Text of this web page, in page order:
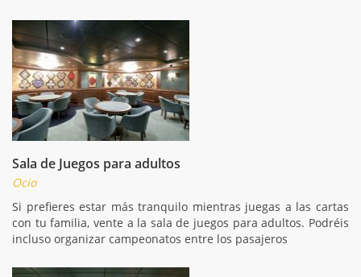
Sala de Juegos para adultos
Ocio
Si prefieres estar más tranquilo mientras juegas a las cartas
con tu familia, vente a la sala de juegos para adultos. Podréis
incluso organizar campeonatos entre los pasajeros